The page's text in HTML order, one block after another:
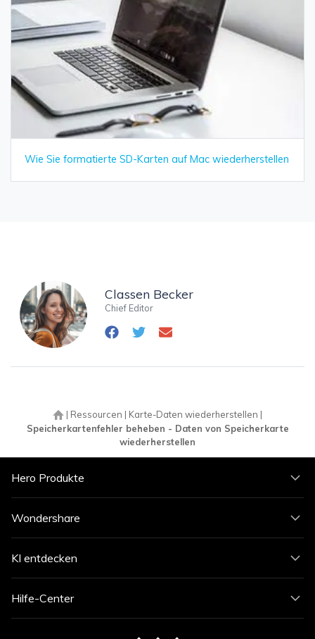
Wie Sie formatierte SD-Karten auf Mac wiederherstellen
Classen Becker
Chief Editor
| Ressourcen | Karte-Daten wiederherstellen |
Speicherkartenfehler beheben - Daten von Speicherkarte
wiederherstellen
Hero Produkte
Wondershare
KI entdecken
Hilfe-Center